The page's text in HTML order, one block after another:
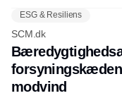
ESG & Resiliens
SCM.dk
modvind